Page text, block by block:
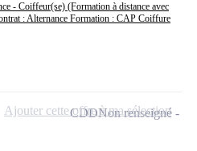
- Coiffeur(se) (Formation à distance avec
: Alternance Formation : CAP Coiffure
CDDNon renseigné
Ajouter cette offre à ma sélection